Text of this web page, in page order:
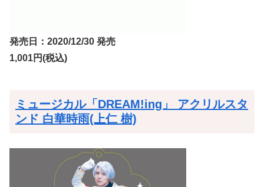
発売日：2020/12/30 発売
1,001円(税込)
ミュージカル「DREAM!ing」 アクリルスタ
ンド 白華時雨(上仁 樹)